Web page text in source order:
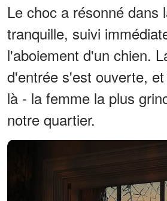
Le choc a résonné dans
tranquille, suivi
l'aboiement d'un chien.
d'entrée s'est ouverte,
là - la femme la plus
notre quartier.